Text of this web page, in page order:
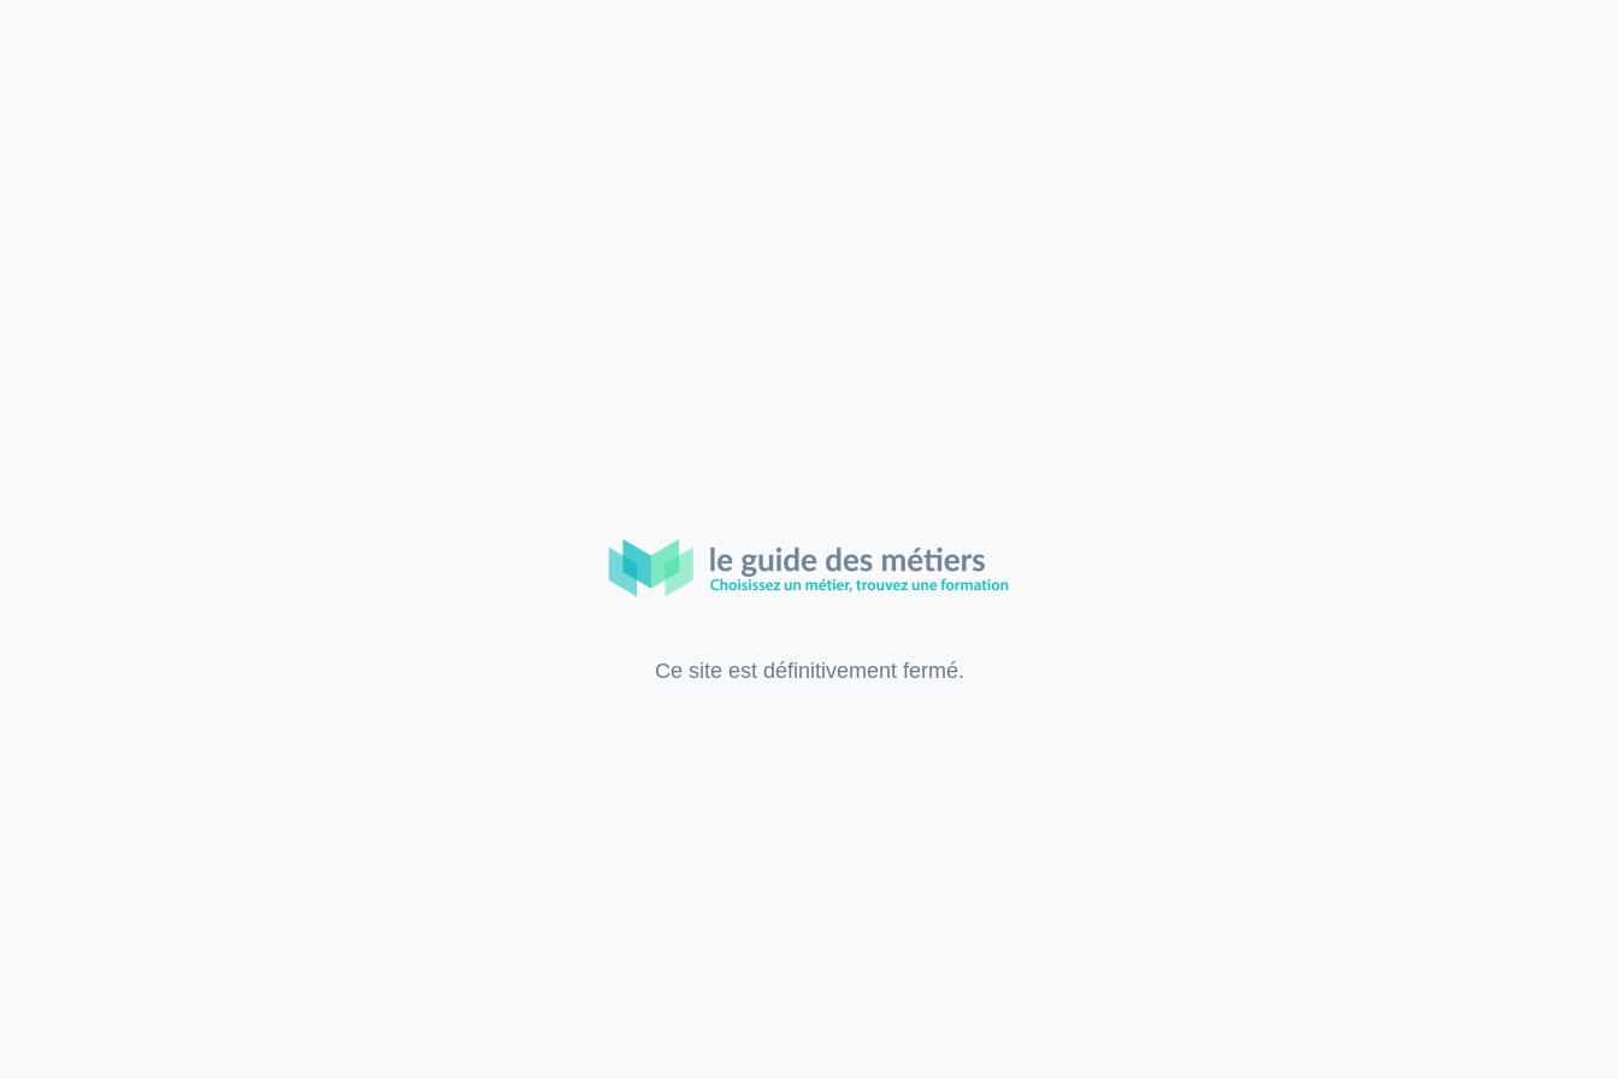
Ce site est définitivement fermé.